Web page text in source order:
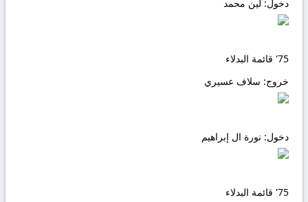
دخول: لين محمد
75' قائمة البدلاء
خروج: سلاف عسيري
دخول: نورة ال إبراهيم
75' قائمة البدلاء